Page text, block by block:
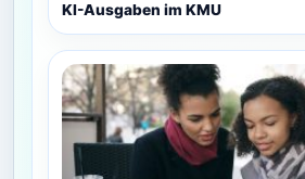
KI-Ausgaben im KMU